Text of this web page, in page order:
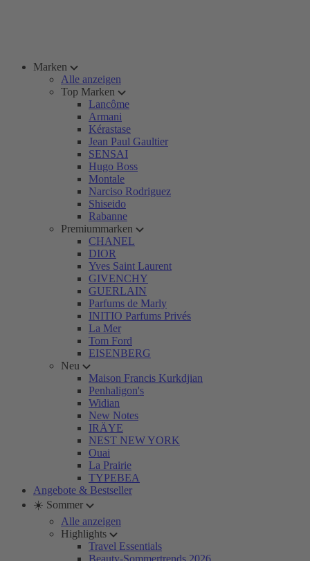
Marken
Alle anzeigen
Top Marken
Lancôme
Armani
Kérastase
Jean Paul Gaultier
SENSAI
Hugo Boss
Montale
Narciso Rodriguez
Shiseido
Rabanne
Premiummarken
CHANEL
DIOR
Yves Saint Laurent
GIVENCHY
GUERLAIN
Parfums de Marly
INITIO Parfums Privés
La Mer
Tom Ford
EISENBERG
Neu
Maison Francis Kurkdjian
Penhaligon's
Widian
New Notes
IRÄYE
NEST NEW YORK
Ouai
La Prairie
TYPEBEA
Angebote & Bestseller
☀️ Sommer
Alle anzeigen
Highlights
Travel Essentials
Beauty-Sommertrends 2026